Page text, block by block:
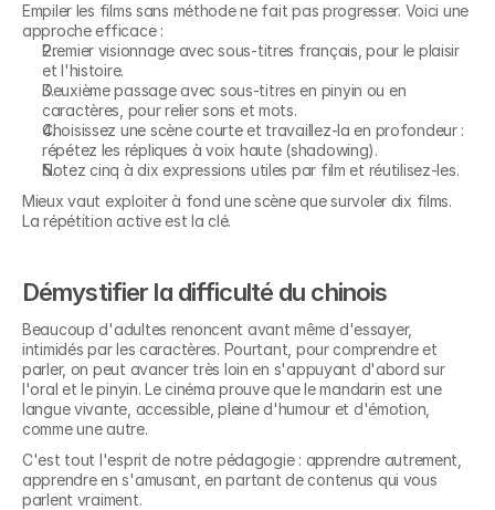
Empiler les films sans méthode ne fait pas progresser. Voici une
approche efficace :
Premier visionnage avec sous-titres français, pour le plaisir
et l'histoire.
Deuxième passage avec sous-titres en pinyin ou en
caractères, pour relier sons et mots.
Choisissez une scène courte et travaillez-la en profondeur :
répétez les répliques à voix haute (shadowing).
Notez cinq à dix expressions utiles par film et réutilisez-les.
Mieux vaut exploiter à fond une scène que survoler dix films.
La répétition active est la clé.
Démystifier la difficulté du chinois
Beaucoup d'adultes renoncent avant même d'essayer,
intimidés par les caractères. Pourtant, pour comprendre et
parler, on peut avancer très loin en s'appuyant d'abord sur
l'oral et le pinyin. Le cinéma prouve que le mandarin est une
langue vivante, accessible, pleine d'humour et d'émotion,
comme une autre.
C'est tout l'esprit de notre pédagogie : apprendre autrement,
apprendre en s'amusant, en partant de contenus qui vous
parlent vraiment.